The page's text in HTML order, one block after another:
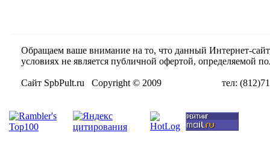
Обращаем ваше внимание на то, что данный Интернет-
условиях не является публичной офертой, определяемой
Сайт SpbPult.ru Copyright © 2009 тел: (812)716-